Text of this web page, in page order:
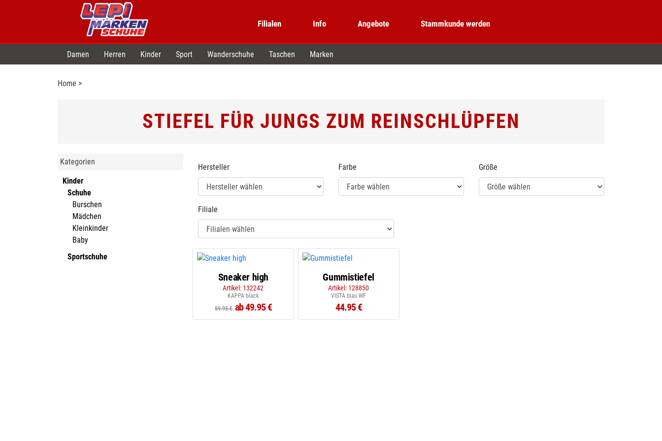
Filialen Info Angebote Stammkunde werden
Damen Herren Kinder Sport Wanderschuhe Taschen Marken
Home >
STIEFEL FÜR JUNGS ZUM REINSCHLÜPFEN
Kategorien
Kinder
Schuhe
Burschen
Mädchen
Kleinkinder
Baby
Sportschuhe
Hersteller Farbe Größe
Filiale
Sneaker high
Artikel: 132242
KAPPA black
59.95 € ab 49.95 €
Gummistiefel
Artikel: 128850
VISTA blau WF
44.95 €